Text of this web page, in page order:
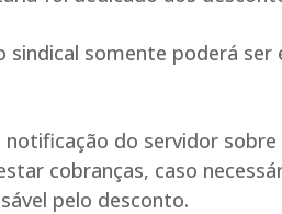
sindical somente poderá
do servidor
cobranças, caso
pelo desconto.